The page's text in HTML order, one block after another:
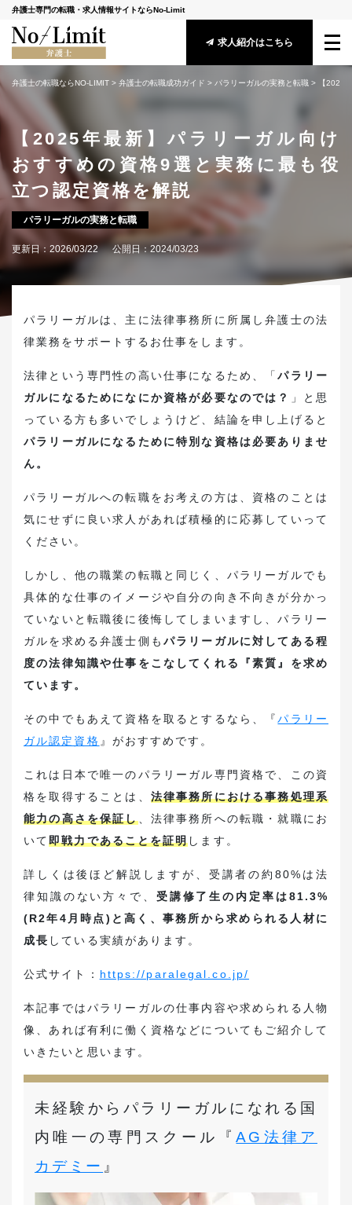
弁護士専門の転職・求人情報サイトならNo-Limit
求人紹介はこちら
転職成功ガイド
求人情報
アドバイザー紹介
安心してご利用頂くために
守秘義務に関する基本方針
メールマガジン登録
転職支援・求人紹介はこちら
弁護士の転職ならNO-LIMIT > 弁護士の転職成功ガイド > パラリーガルの実務と転職 > 【2025
【2025年最新】パラリーガル向け
おすすめの資格9選と実務に最も役
立つ認定資格を解説
パラリーガルの実務と転職
更新日： 2026/03/22 公開日： 2024/03/23
パラリーガルは、主に法律事務所に所属し弁護士の法
律業務をサポートするお仕事をします。
法律という専門性の高い仕事になるため、「パラリー
ガルになるためになにか資格が必要なのでは？
」と思
っている方も多いでしょうけど、結論を申し上げると
パラリーガルになるために特別な資格は必要ありませ
ん。
パラリーガルへの転職をお考えの方は、資格のことは
気にせずに良い求人があれば積極的に応募していって
ください。
しかし、他の職業の転職と同じく、パラリーガルでも
具体的な仕事のイメージや自分の向き不向きが分かっ
ていないと転職後に後悔してしまいますし、パラリー
ガルを求める弁護士側も パラリーガルに対してある程
度の法律知識や仕事をこなしてくれる『素質』を求め
ています。
その中でもあえて資格を取るとするなら、『パラリー
ガル認定資格 』がおすすめです。
これは日本で唯一のパラリーガル専門資格で、この資
格を取得することは、 法律事務所における事務処理系
能力の高さを保証し、法律事務所への転職・就職にお
いて即戦力であることを証明します。
詳しくは後ほど解説しますが、受講者の約80%は法
律知識のない方々で、 受講修了生の内定率は81.3%
(R2年4月時点)と高く、事務所から求められる人材に
成長 している実績があります。
公式サイト： https://paralegal.co.jp/
本記事ではパラリーガルの仕事内容や求められる人物
像、あれば有利に働く資格などについてもご紹介して
いきたいと思います。
未経験からパラリーガルになれる国
内唯一の専門スクール『AG法律ア
カデミー 』